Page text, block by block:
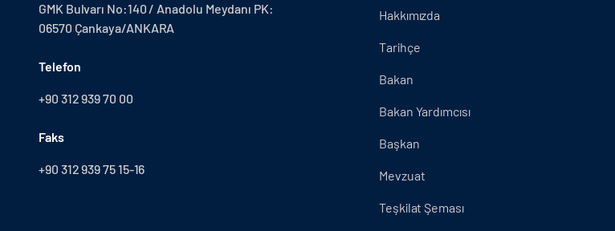
GMK Bulvarı No:140 / Anadolu Meydanı PK:
06570 Çankaya/ANKARA
Telefon
+90 312 939 70 00
Faks
+90 312 939 75 15-16
Hakkımızda
Tarihçe
Bakan
Bakan Yardımcısı
Başkan
Mevzuat
Teşkilat Şeması